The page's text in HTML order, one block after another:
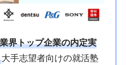
界トップ企業の内定実
大手志望者向けの就活塾